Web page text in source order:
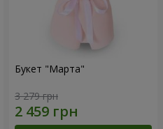
Букет "Марта"
3 279 грн